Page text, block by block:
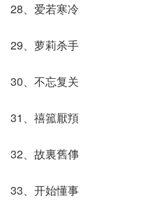
28、爱若寒冷
29、萝莉杀手
30、不忘复关
31、禧箛厭頖
32、故裏舊倳
33、开始懂事